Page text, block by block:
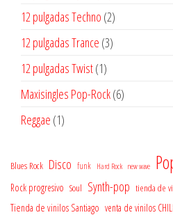
12 pulgadas Techno 22
productos
12 pulgadas Trance 33
12 pulgadas Twist 11
producto
Maxisingles Pop-Rock 66
Reggae 11
Blues Rock Disco funk Hard Rock new wave
Rock progresivo Soul Synth-pop tienda de
Tienda de vinilos Santiago venta de vinilos